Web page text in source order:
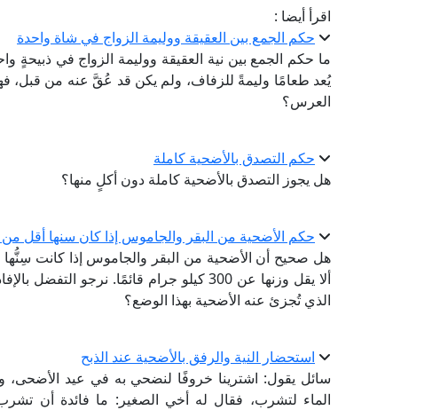
اقرأ أيضا :
حكم الجمع بين العقيقة ووليمة الزواج في شاة واحدة
ما حكم الجمع بين نية العقيقة ووليمة الزواج في
يُعد طعامًا وليمةً للزفاف، ولم يكن قد عُقَّ عنه من قبل،
العرس؟
حكم التصدق بالأضحية كاملة
هل يجوز التصدق بالأضحية كاملة دون أكلٍ منها؟
حكم الأضحية من البقر والجاموس إذا كان سنها أقل
هل صحيح أن الأضحية من البقر والجاموس إذا كانت
ألا يقل وزنها عن 300 كيلو جرام قائمًا.
الذي تُجزئ عنه الأضحية بهذا الوضع؟
استحضار النية والرفق بالأضحية عند الذبح
سائل يقول: اشترينا خروفًا لنضحي به في عيد الأضحى،
الماء لتشرب، فقال له أخي الصغير: ما فائدة أن